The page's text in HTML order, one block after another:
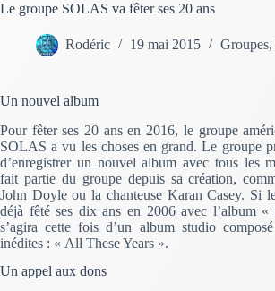
Le groupe SOLAS va fêter ses 20 ans
Rodéric 19 mai 2015 Groupes,
Un nouvel album
Pour fêter ses 20 ans en 2016, le groupe
SOLAS a vu les choses en grand. Le groupe
d’enregistrer un nouvel album avec tous les
fait partie du groupe depuis sa création,
John Doyle ou la chanteuse Karan Casey. Si
déjà fêté ses dix ans en 2006 avec l’album
s’agira cette fois d’un album studio
inédites : « All These Years ».
Un appel aux dons